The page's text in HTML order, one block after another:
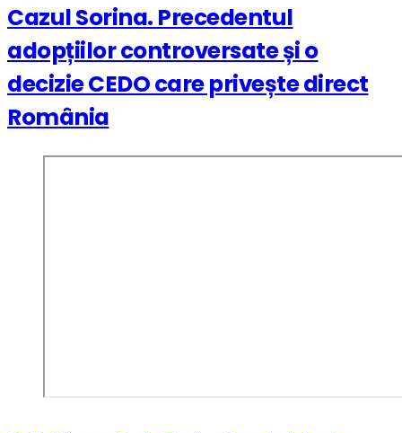
Cazul Sorina. Precedentul
adopțiilor controversate și o
decizie CEDO care privește direct
România